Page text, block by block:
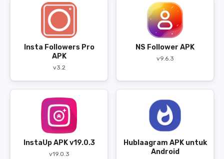
Insta Followers Pro
APK
v3.2
NS Follower APK
v9.6.3
InstaUp APK v19.0.3
v19.0.3
Hublaagram APK untuk
Android